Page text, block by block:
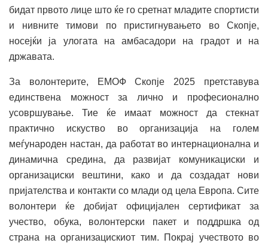
бидат првото лице што ќе го сретнат младите спортисти
и нивните тимови по пристигнувањето во Скопје,
носејќи ја улогата на амбасадори на градот и на
државата.
За волонтерите, ЕМОФ Скопје 2025 претставува
единствена можност за лично и професионално
усовршување. Тие ќе имаат можност да стекнат
практично искуство во организација на голем
меѓународен настан, да работат во интернационална и
динамична средина, да развијат комуникациски и
организациски вештини, како и да создадат нови
пријателства и контакти со млади од цела Европа. Сите
волонтери ќе добијат официјален сертификат за
учество, обука, волонтерски пакет и поддршка од
страна на организацискиот тим. Покрај учеството во